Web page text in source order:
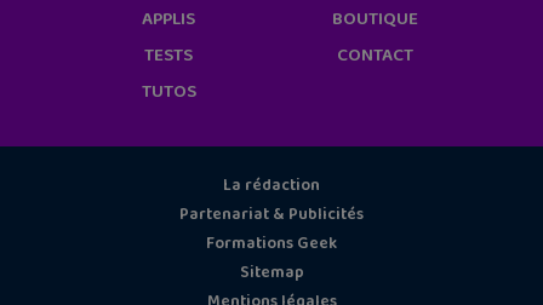
APPLIS
TESTS
TUTOS
BOUTIQUE
CONTACT
La rédaction
Partenariat & Publicités
Formations Geek
Sitemap